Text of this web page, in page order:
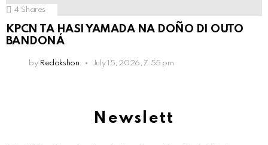
4 Shares
KPCN TA HASI YAMADA NA DOÑO DI OUTO
BANDONÁ
by Redakshon July 15, 2026, 7:55 pm
Newslett